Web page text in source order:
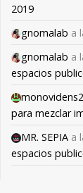
2019
gnomalab a
gnomalab a
espacios
monovidens2
para mezclar
MR. SEPIA a
espacios